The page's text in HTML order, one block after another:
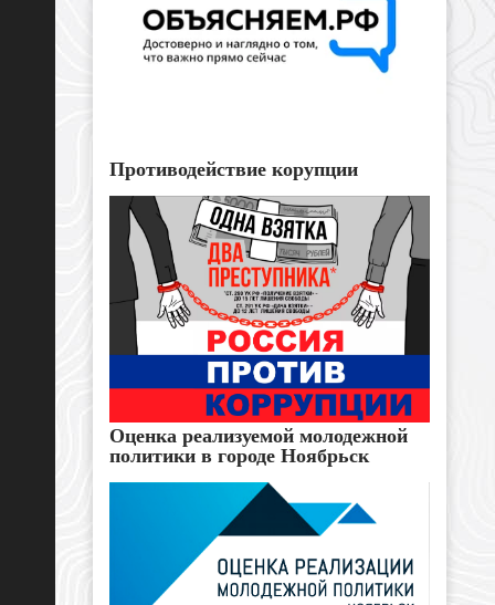
Противодействие корупции
Оценка реализуемой молодежной
политики в городе Ноябрьск